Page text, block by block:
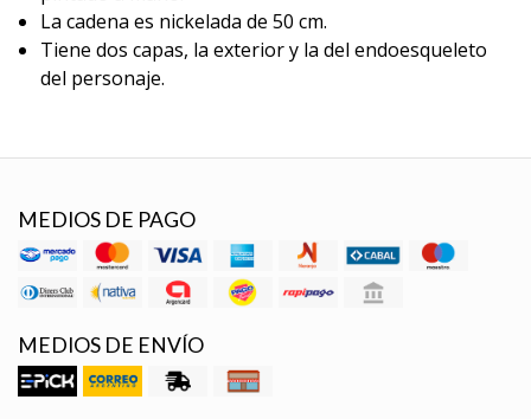
La cadena es nickelada de 50 cm.
Tiene dos capas, la exterior y la del endoesqueleto
del personaje.
MEDIOS DE PAGO
MEDIOS DE ENVÍO